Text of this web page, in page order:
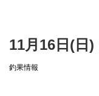
11月16日(日
釣果情報